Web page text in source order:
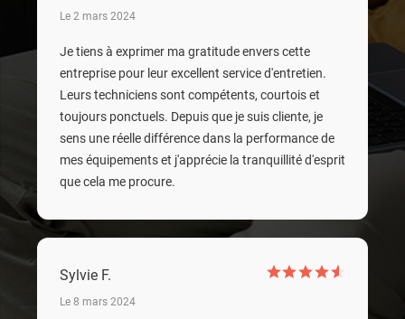
Le 2 mars 2024
Je tiens à exprimer ma gratitude envers cette
entreprise pour leur excellent service d'entretien.
Leurs techniciens sont compétents, courtois et
toujours ponctuels. Depuis que je suis cliente, je
sens une réelle différence dans la performance de
mes équipements et j'apprécie la tranquillité d'esprit
que cela me procure.
Sylvie F.
Le 8 mars 2024